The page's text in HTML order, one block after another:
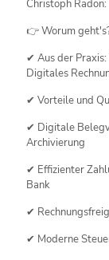
Christoph Radon:
👉 Worum
✔ Aus der
Digitales
✔ Vorteile und
✔ Digitale
Archivierung
✔ Effizienter
Bank
✔
✔ Moderne